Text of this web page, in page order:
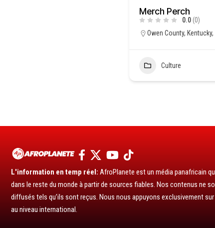
Merch Perch
0.0 (0)
Owen County,
Culture
L'information en temp réel: AfroPlanete est un média panafricain
dans le reste du monde à partir de sources fiables. Nos contenus ne
diffusés tels qu’ils sont reçus. Nous nous appuyons exclusivement
au niveau international.